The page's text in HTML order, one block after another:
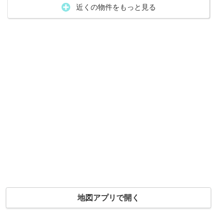
近くの物件をもっと見る
地図アプリで開く